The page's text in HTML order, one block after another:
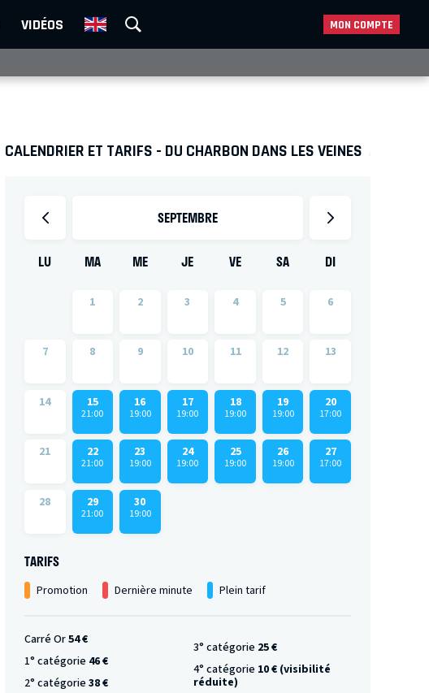
VIDÉOS MON COMPTE
CALENDRIER ET TARIFS - DU CHARBON DANS LES VEINES
SEPTEMBRE
LU MA ME JE VE SA DI
1 2 3 4 5 6
7 8 9 10 11 12 13
14 15
21:00
16
19:00
17
19:00
18
19:00
19
19:00
20
17:00
21 22
21:00
23
19:00
24
19:00
25
19:00
26
19:00
27
17:00
28 29
21:00
30
19:00
TARIFS
Promotion Dernière minute Plein tarif
Carré Or54 €
1° catégorie 46 €
2° catégorie 38 €
3° catégorie 25 €
4° catégorie 10 € (visibilité
réduite)